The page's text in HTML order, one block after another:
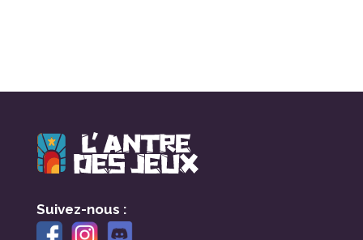
Suivez-nous :